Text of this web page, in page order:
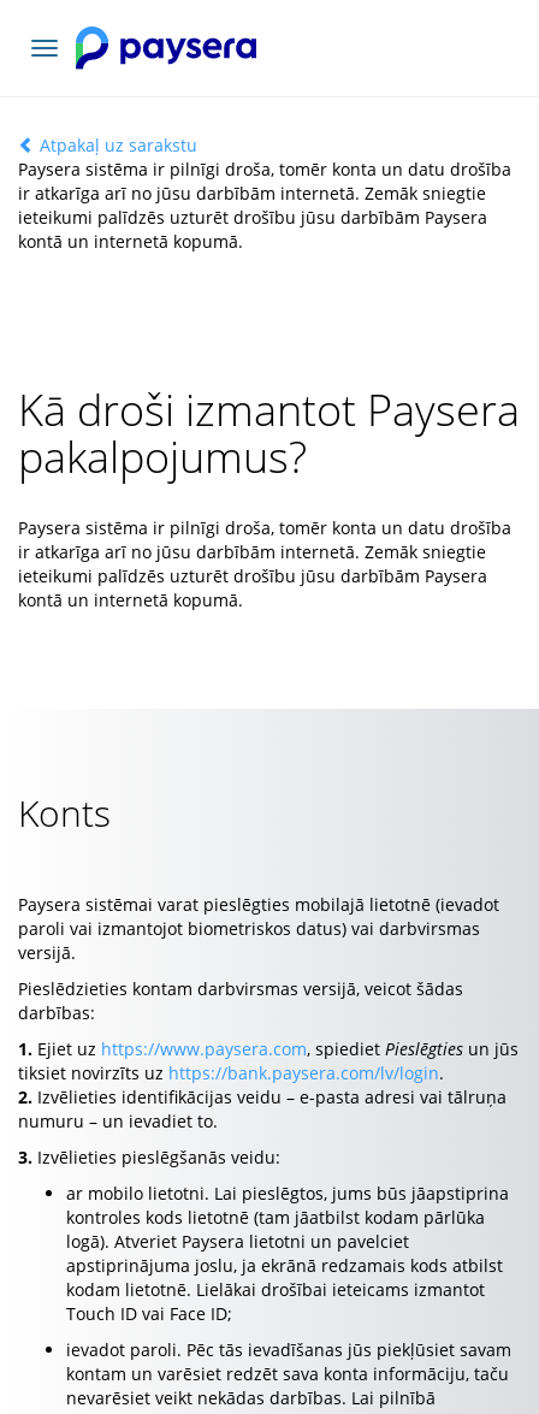
Pārslēgt
navigāciju
Atpakaļ uz sarakstu
Paysera sistēma ir pilnīgi droša, tomēr konta un datu drošība
ir atkarīga arī no jūsu darbībām internetā. Zemāk sniegtie
ieteikumi palīdzēs uzturēt drošību jūsu darbībām Paysera
kontā un internetā kopumā.
Kā droši izmantot Paysera
pakalpojumus?
Paysera sistēma ir pilnīgi droša, tomēr konta un datu drošība
ir atkarīga arī no jūsu darbībām internetā. Zemāk sniegtie
ieteikumi palīdzēs uzturēt drošību jūsu darbībām Paysera
kontā un internetā kopumā.
Konts
Paysera sistēmai varat pieslēgties mobilajā lietotnē (ievadot
paroli vai izmantojot biometriskos datus) vai darbvirsmas
versijā.
Pieslēdzieties kontam darbvirsmas versijā, veicot šādas
darbības:
1. Ejiet uz https://www.paysera.com, spiediet Pieslēgties un jūs
tiksiet novirzīts uz https://bank.paysera.com/lv/login.
2. Izvēlieties identifikācijas veidu – e-pasta adresi vai tālruņa
numuru – un ievadiet to.
3. Izvēlieties pieslēgšanās veidu:
ar mobilo lietotni. Lai pieslēgtos, jums būs jāapstiprina
kontroles kods lietotnē (tam jāatbilst kodam pārlūka
logā). Atveriet Paysera lietotni un pavelciet
apstiprinājuma joslu, ja ekrānā redzamais kods atbilst
kodam lietotnē. Lielākai drošībai ieteicams izmantot
Touch ID vai Face ID;
ievadot paroli. Pēc tās ievadīšanas jūs piekļūsiet savam
kontam un varēsiet redzēt sava konta informāciju, taču
nevarēsiet veikt nekādas darbības. Lai pilnībā